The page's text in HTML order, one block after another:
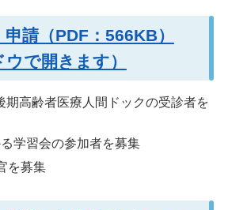
請（PDF：566KB）
ウで開きます）
期高齢者医療人間ドックの受診者を
学習会の参加者を募集
を募集